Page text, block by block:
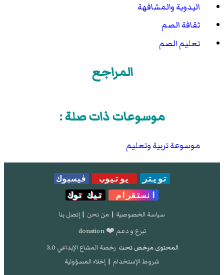
اليدوية والمشافهة
ثقافة الصم
تعليم الصم
المراجع
موسوعات ذات صلة :
موسوعة تربية وتعليم
تويتر يوتيوب
فيسبوك
انستقرام
تيك توك
سياسة الخصوصية | من نحن | إتصل بنا
تبرع و دعم ❤️ donation
المحتوى مرخص تحت رخصة المشاع الإبداعي 3.0
شروط الإستخدام | إخلاء المسؤولية